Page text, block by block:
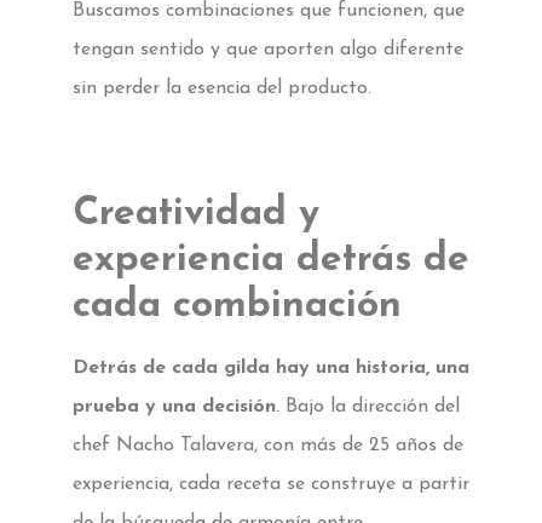
Buscamos combinaciones que funcionen, que
tengan sentido y que aporten algo diferente
sin perder la esencia del producto.
Creatividad y
experiencia detrás de
cada combinación
Detrás de cada gilda hay una historia, una
prueba y una decisión. Bajo la dirección del
chef Nacho Talavera, con más de 25 años de
experiencia, cada receta se construye a partir